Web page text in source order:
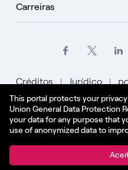
This portal protects your
Union General Data Protection
your data for any purpose that
use of anonymized data to
Carreiras
Créditos Jurídico
Política de Cookies
Português
© Enel Spa Todos os